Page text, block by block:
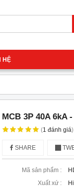
HỆ
MCB 3P 40A 6kA
(1đánh giá)
SHARE
Mã sản phẩm :
Xuất xứ :